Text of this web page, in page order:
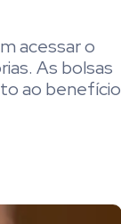
acessar o
As bolsas
ao benefício